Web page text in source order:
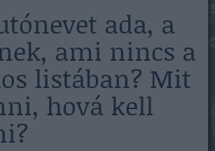
ada, a
ami nincs a
listában? Mit
hová kell